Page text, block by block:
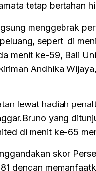
tetap bertahan
menggebrak
seperti di
menit ke-59, Bali
Andhika
lewat hadiah
yang
di menit ke-65
skor
dengan